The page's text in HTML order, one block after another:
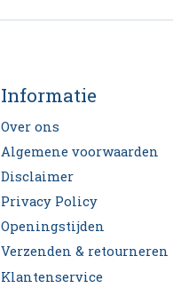
Informatie
Over ons
Algemene voorwaarden
Disclaimer
Privacy Policy
Openingstijden
Verzenden & retourneren
Klantenservice